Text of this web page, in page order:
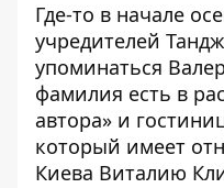
Где-то в начале
учредителей
упоминаться
фамилия есть в
автора» и
который имеет
Киева Виталию